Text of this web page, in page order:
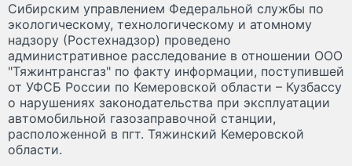
Сибирским управлением Федеральной службы по
экологическому, технологическому и атомному
надзору (Ростехнадзор) проведено
административное расследование в отношении ООО
"Тяжинтрансгаз" по факту информации, поступившей
от УФСБ России по Кемеровской области – Кузбассу
о нарушениях законодательства при эксплуатации
автомобильной газозаправочной станции,
расположенной в пгт. Тяжинский Кемеровской
области.